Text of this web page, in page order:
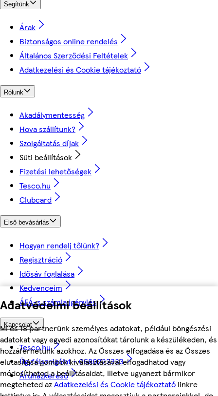
Adatvédelmi beállítások
Mi és 18 partnerünk személyes adatokat, például böngészési
adatokat vagy egyedi azonosítókat tárolunk a készülékeden, és
hozzáférhetünk azokhoz. Az Összes elfogadása és az Összes
elutasítása gombok kiválasztásával elfogadhatod vagy
módosíthatod a beállításaidat, illetve ugyanezt bármikor
megteheted azAdatkezelési és Cookie tájékoztató linkre
Segítünk
Árak
Biztonságos online rendelés
Általános Szerződési Feltételek
Adatkezelési és Cookie tájékoztató
Rólunk
Akadálymentesség
Hova szállítunk?
Szolgáltatás díjak
Süti beállítások
Fizetési lehetőségek
Tesco.hu
Clubcard
Első bevásárlás
Hogyan rendelj tőlünk?
Regisztráció
Idősáv foglalása
Kedvenceim
ÁFÁ-s számla igénylés
Kapcsolat
Tesco.hu
Ügyfélszolgálat - 0680222333
Áruházkereső